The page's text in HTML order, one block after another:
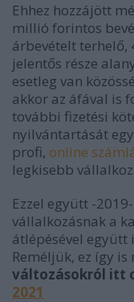
Ehhez hozzájött
millió forintos
árbevételt terhelő,
jelentős része
esetleg van
akkor az áfával is
további fizetési
nyilvántartását
profi, online
legkisebb
Ezzel együtt -
vállalkozásnak a
átlépésével együtt
Reméljük, ez így is
változásokról itt
2021